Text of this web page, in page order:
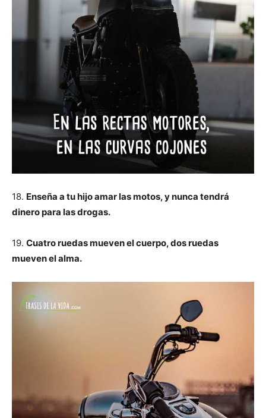
18. Enseña a tu hijo amar las motos, y nunca tendrá
dinero para las drogas.
19. Cuatro ruedas mueven el cuerpo, dos ruedas
mueven el alma.